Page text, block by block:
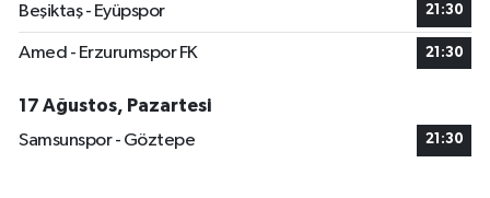
Beşiktaş - Eyüpspor 21:30
Amed - Erzurumspor FK 21:30
17 Ağustos, Pazartesi
Samsunspor - Göztepe
21:30